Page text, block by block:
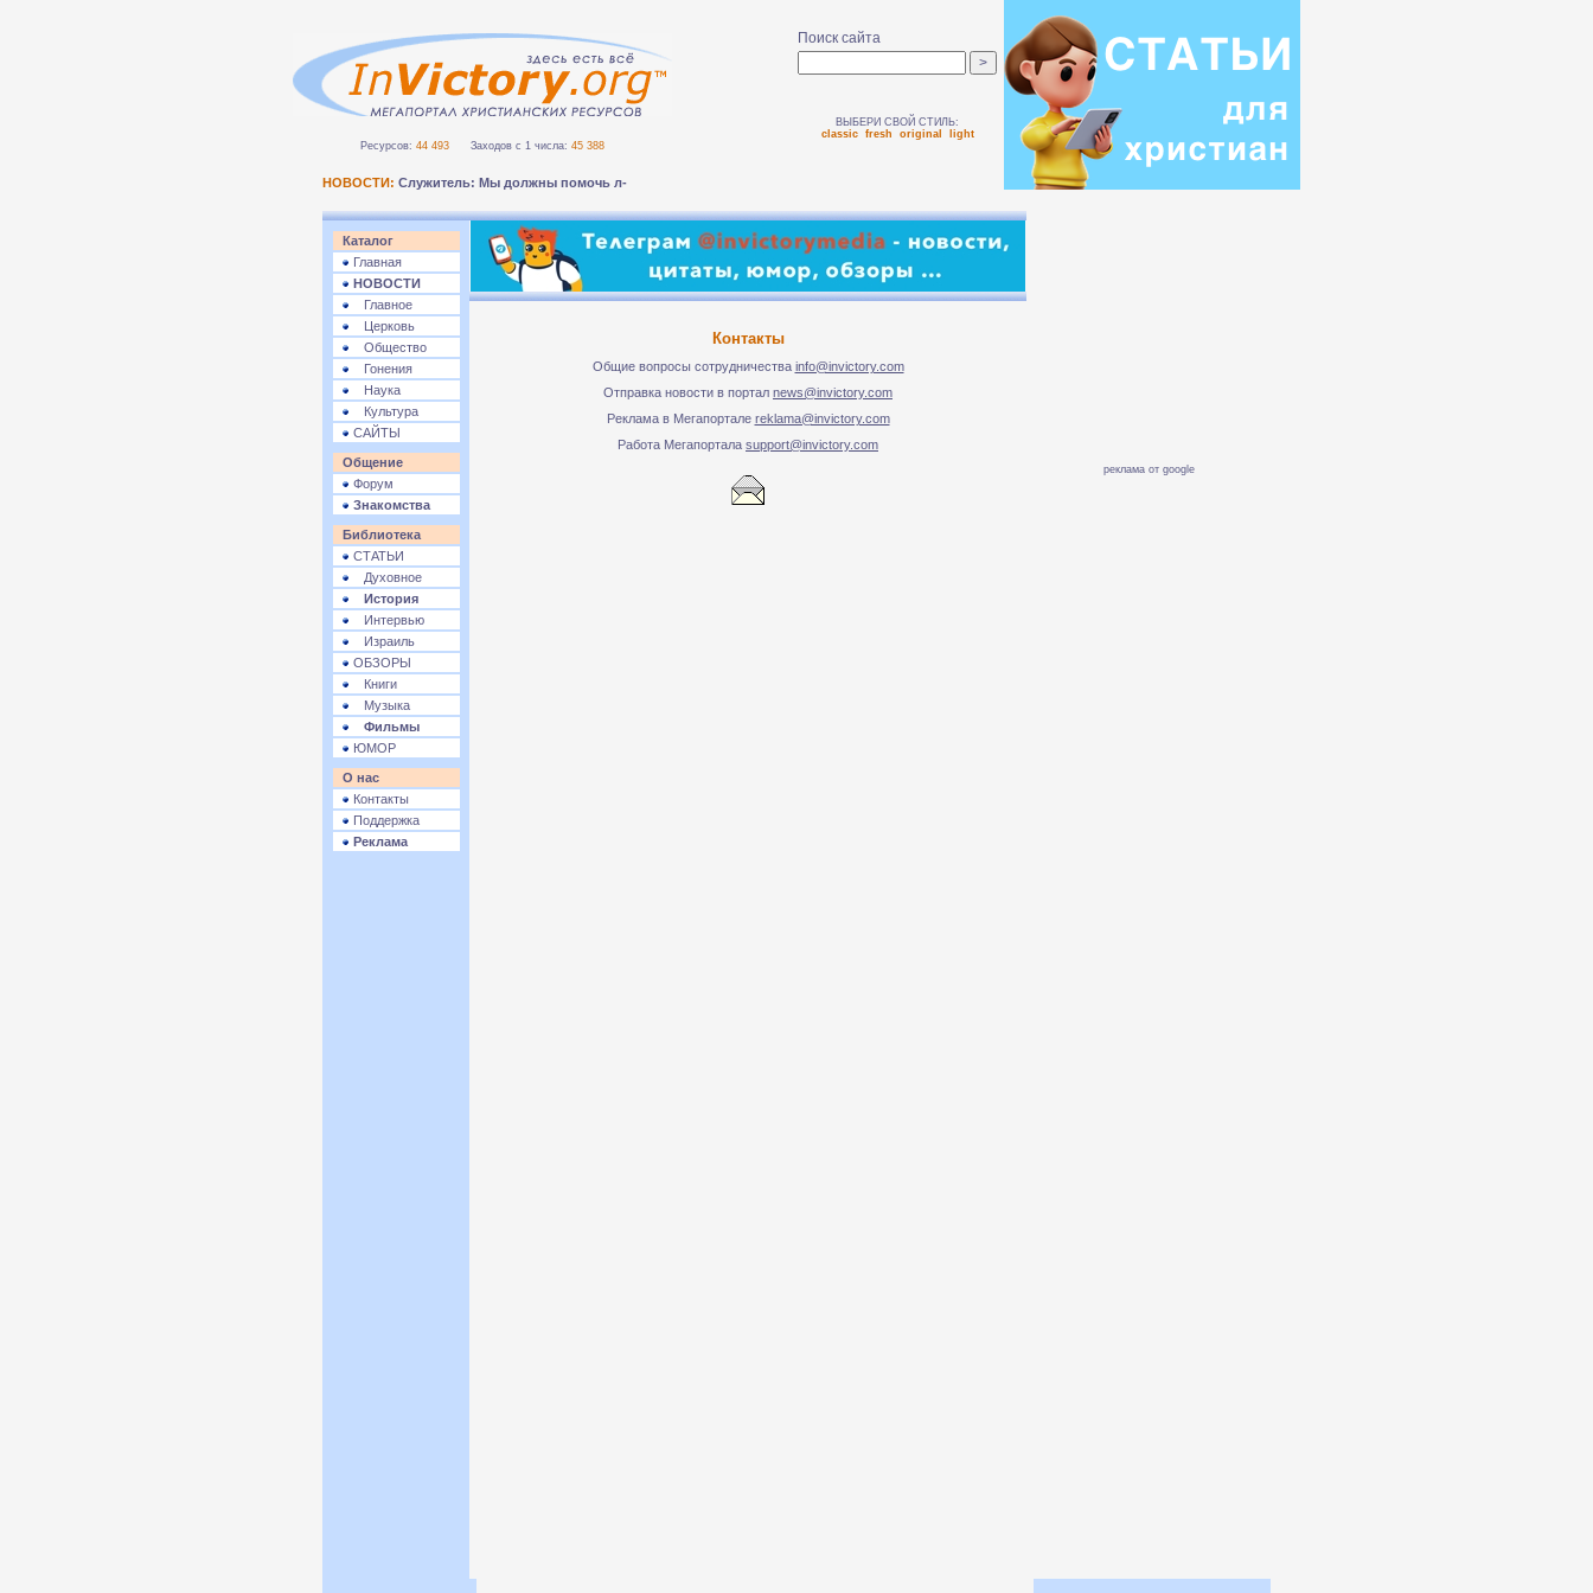
Ресурсов: 44 493 Заходов с 1 числа: 45 388
Поиск сайта
ВЫБЕРИ СВОЙ СТИЛЬ:
classic
fresh original light
НОВОСТИ: Служитель: Мы должны помочь людям _
Каталог
Главная
НОВОСТИ
Главное
Церковь
Общество
Гонения
Наука
Культура
САЙТЫ
Общение
Форум
Знакомства
Библиотека
СТАТЬИ
Духовное
История
Интервью
Израиль
ОБЗОРЫ
Книги
Музыка
Фильмы
ЮМОР
О нас
Контакты
Поддержка
Реклама
Контакты
Общие вопросы сотрудничества info@invictory.com
Отправка новости в портал news@invictory.com
Реклама в Мегапортале reklama@invictory.com
Работа Мегапортала support@invictory.com
реклама от google